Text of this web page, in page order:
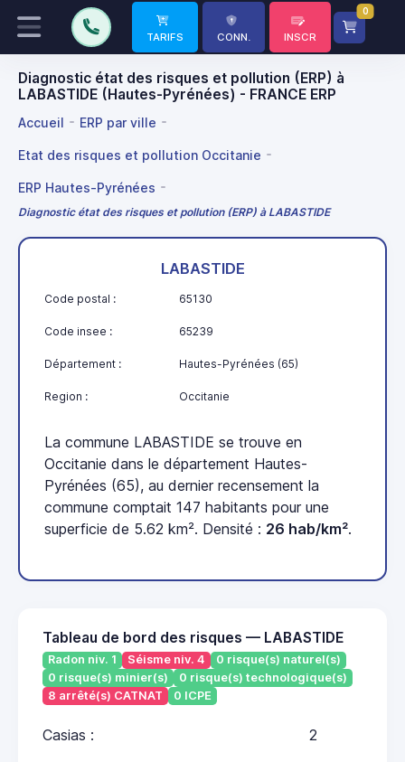
TARIFS CONN. INSCR
0
Diagnostic état des risques et pollution (ERP) à
LABASTIDE (Hautes-Pyrénées) - FRANCE ERP
Accueil ERP par ville
Etat des risques et pollution Occitanie
ERP Hautes-Pyrénées
Diagnostic état des risques et pollution (ERP) à LABASTIDE
LABASTIDE
Code postal : 65130
Code insee : 65239
Département : Hautes-Pyrénées (65)
Region : Occitanie
La commune LABASTIDE se trouve en
Occitanie dans le département Hautes-
Pyrénées (65), au dernier recensement la
commune comptait 147 habitants pour une
superficie de 5.62 km². Densité : 26 hab/km².
Tableau de bord des risques — LABASTIDE
Radon niv. 1 Séisme niv. 4
0 risque(s) naturel(s)
0 risque(s) minier(s)
0 risque(s) technologique(s)
8 arrêté(s) CATNAT
0 ICPE
Casias : 2